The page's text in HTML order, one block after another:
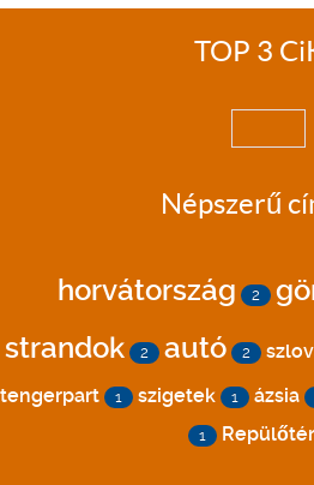
TOP 3
Népszerű
horvátország 2
strandok 2 autó 2
tengerpart 1 szigetek 1 ázsia
1 Repülőtér